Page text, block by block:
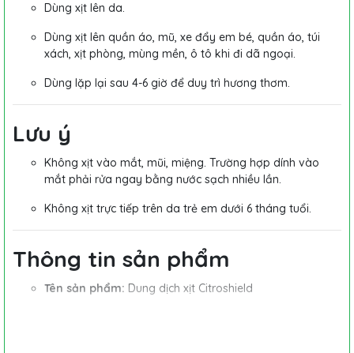
Dùng xịt lên da.
Dùng xịt lên quần áo, mũ, xe đẩy em bé, quần áo, túi
xách, xịt phòng, mùng mền, ô tô khi đi dã ngoại.
Dùng lặp lại sau 4-6 giờ để duy trì hương thơm.
Lưu ý
Không xịt vào mắt, mũi, miệng. Trường hợp dính vào
mắt phải rửa ngay bằng nước sạch nhiều lần.
Không xịt trực tiếp trên da trẻ em dưới 6 tháng tuổi.
Thông tin sản phẩm
Tên sản phẩm: Dung dịch xịt Citroshield